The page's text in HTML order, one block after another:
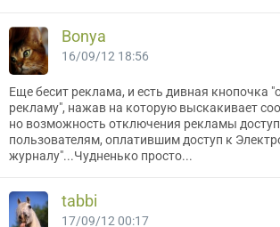
Bonya
16/09/12 18:56
Еще бесит реклама, и есть дивная кнопочка
рекламу", нажав на которую выскакивает
но возможность отключения рекламы
пользователям, оплатившим доступ к
журналу"...Чудненько просто...
tabbi
17/09/12 00:17